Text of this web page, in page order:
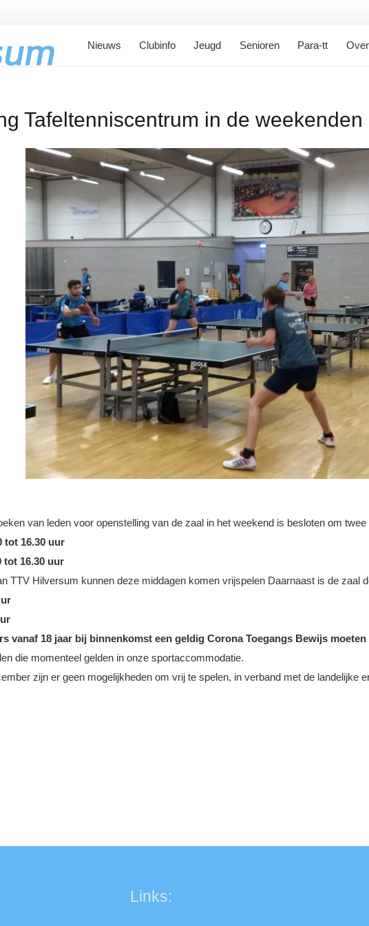
Nieuws Clubinfo Jeugd Senioren Para-tt
Tafeltenniscentrum in de weekenden
van leden voor openstelling van de zaal in het weekend is besloten om
tot 16.30 uur
tot 16.30 uur
TTV Hilversum kunnen deze middagen komen vrijspelen Daarnaast is de zaal
vanaf 18 jaar bij binnenkomst een geldig Corona Toegangs Bewijs moeten
die momenteel gelden in onze sportaccommodatie.
zijn er geen mogelijkheden om vrij te spelen, in verband met de landelijke
Links: